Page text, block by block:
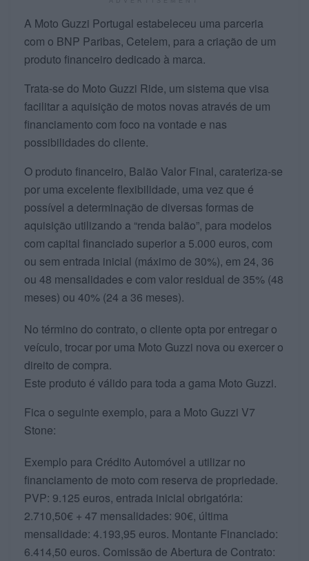
A Moto Guzzi Portugal estabeleceu uma parceria
com o BNP Paribas, Cetelem, para a criação de um
produto financeiro dedicado à marca.
Trata-se do Moto Guzzi Ride, um sistema que visa
facilitar a aquisição de motos novas através de um
financiamento com foco na vontade e nas
possibilidades do cliente.
O produto financeiro, Balão Valor Final, carateriza-se
por uma excelente flexibilidade, uma vez que é
possível a determinação de diversas formas de
aquisição utilizando a “renda balão”, para modelos
com capital financiado superior a 5.000 euros, com
ou sem entrada inicial (máximo de 30%), em 24, 36
ou 48 mensalidades e com valor residual de 35% (48
meses) ou 40% (24 a 36 meses).
No término do contrato, o cliente opta por entregar o
veículo, trocar por uma Moto Guzzi nova ou exercer o
direito de compra.
Este produto é válido para toda a gama Moto Guzzi.
Fica o seguinte exemplo, para a Moto Guzzi V7
Stone:
Exemplo para Crédito Automóvel a utilizar no
financiamento de moto com reserva de propriedade.
PVP: 9.125 euros, entrada inicial obrigatória:
2.710,50€ + 47 mensalidades: 90€, última
mensalidade: 4.193,95 euros. Montante Financiado:
6.414,50 euros. Comissão de Abertura de Contrato: